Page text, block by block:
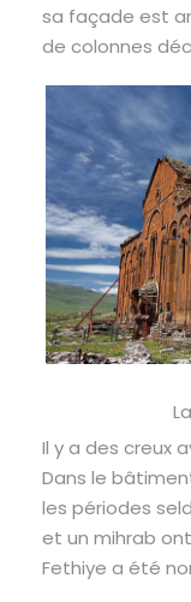
sa façade est
de colonnes
Il y a des creux
Dans le
les périodes
et un mihrab
Fethiye a été